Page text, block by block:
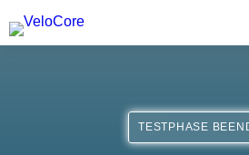
Agenturen & Webdesigner
TESTPHASE